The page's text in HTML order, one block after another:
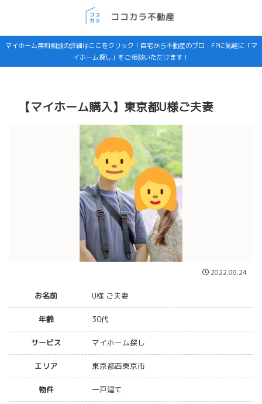
マイホーム無料相談の詳細はここをクリック！自宅から不動産のプロ・FPに気軽に「マ
イホーム探し」をご相談いただけます！
【マイホーム購入】東京都U様ご夫妻
2022.08.24
お名前 U様 ご夫妻
年齢 30代
サービス マイホーム探し
エリア 東京都西東京市
物件 一戸建て